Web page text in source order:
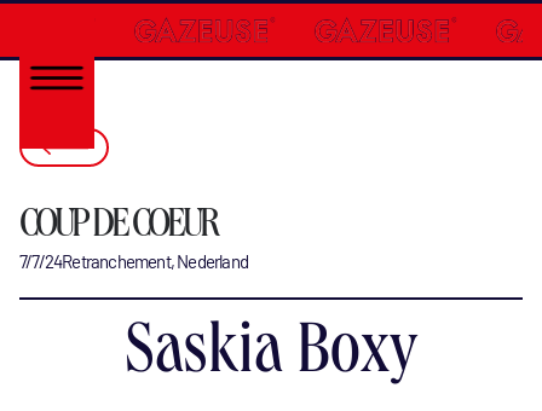
COUP DE COEUR
7/7/24Retranchement, Nederland
Saskia Boxy